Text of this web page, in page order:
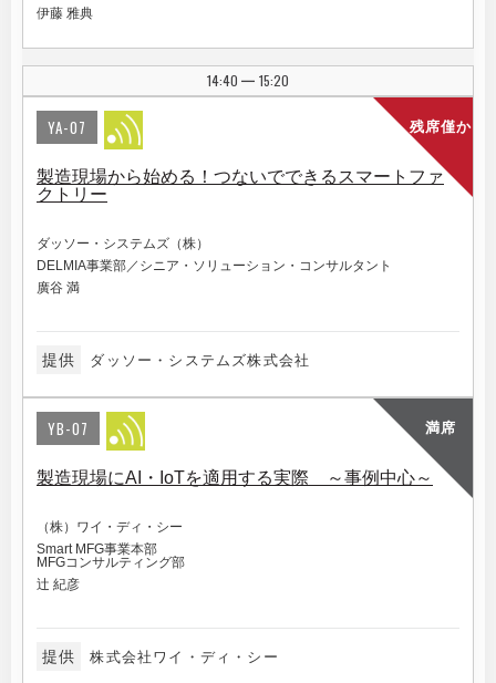
伊藤 雅典
14:40 | 15:20
残席僅か
YA-07
製造現場から始める！つないでできるスマートファ
クトリー
ダッソー・システムズ（株）
DELMIA事業部／シニア・ソリューション・コンサルタント
廣谷 満
提供 ダッソー・システムズ株式会社
満席
YB-07
製造現場にAI・IoTを適用する実際 ～事例中心～
（株）ワイ・ディ・シー
Smart MFG事業本部
MFGコンサルティング部
辻 紀彦
提供 株式会社ワイ・ディ・シー